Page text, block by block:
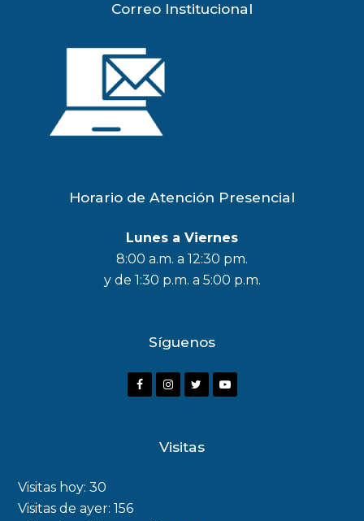
Correo Institucional
Horario de Atención Presencial
Lunes a Viernes
8:00 a.m. a 12:30 pm.
y de 1:30 p.m. a 5:00 p.m.
Síguenos
F
I
Y
Visitas
Visitas hoy:30
Visitas de ayer:156